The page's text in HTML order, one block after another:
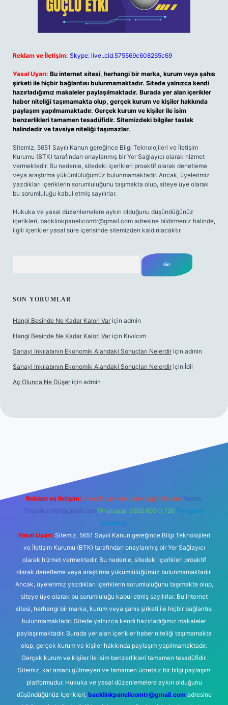
Reklam ve İletişim: Skype: live:.cid.575569c608265c69
Yasal Uyarı: Bu internet sitesi, herhangi bir marka, kurum veya şahıs
şirketi ile hiçbir bağlantısı bulunmamaktadır. Sitede yalnızca kendi
hazırladığımız makaleler paylaşılmaktadır. Burada yer alan içerikler
haber niteliği taşımamakta olup, gerçek kurum ve kişiler hakkında
paylaşım yapılmamaktadır. Gerçek kurum ve kişiler ile isim
benzerlikleri tamamen tesadüfidir. Sitemizdeki bilgiler taslak
halindedir ve tavsiye niteliği taşımazlar.
Sitemiz, 5651 Sayılı Kanun gereğince Bilgi Teknolojileri ve İletişim
Kurumu (BTK) tarafından onaylanmış bir Yer Sağlayıcı olarak hizmet
vermektedir. Bu nedenle, sitedeki içerikleri proaktif olarak denetleme
veya araştırma yükümlülüğümüz bulunmamaktadır. Ancak, üyelerimiz
yazdıkları içeriklerin sorumluluğunu taşımakta olup, siteye üye olarak
bu sorumluluğu kabul etmiş sayılırlar.
Hukuka ve yasal düzenlemelere aykırı olduğunu düşündüğünüz
içerikleri, backlinkpanelicomtr@gmail.com adresine bildirmeniz halinde,
ilgili içerikler yasal süre içerisinde sitemizden kaldırılacaktır.
SON YORUMLAR
Hangi Besinde Ne Kadar Kalori Var için admin
Hangi Besinde Ne Kadar Kalori Var için Kıvılcım
Sanayi Inkılabının Ekonomik Alandaki Sonuçları Nelerdir için admin
Sanayi Inkılabının Ekonomik Alandaki Sonuçları Nelerdir için İdil
Aç Olunca Ne Düşer için admin
Reklam ve İletişim: E-mail: backlinkpaneli@gmail.com Teams:
forumhizmeti@gmail.com Whatsapp: 0262 606 0 726 Telegram:
@karabul
Yasal Uyarı: Sitemiz, 5651 Sayılı Kanun gereğince Bilgi Teknolojileri
ve İletişim Kurumu (BTK) tarafından onaylanmış bir Yer Sağlayıcı
olarak hizmet vermektedir. Bu nedenle, sitedeki içerikleri proaktif
olarak denetleme veya araştırma yükümlülüğümüz bulunmamaktadır.
Ancak, üyelerimiz yazdıkları içeriklerin sorumluluğunu taşımakta olup,
siteye üye olarak bu sorumluluğu kabul etmiş sayılırlar. Bu internet
sitesi, herhangi bir marka, kurum veya şahıs şirketi ile hiçbir bağlantısı
bulunmamaktadır. Sitede yalnızca kendi hazırladığımız makaleler
paylaşılmaktadır. Burada yer alan içerikler haber niteliği taşımamakta
olup, gerçek kurum ve kişiler hakkında paylaşım yapılmamaktadır.
Gerçek kurum ve kişiler ile isim benzerlikleri tamamen tesadüfidir.
Sitemiz, kar amacı gütmeyen ve tamamen ücretsiz bir bilgi paylaşım
platformudur. Hukuka ve yasal düzenlemelere aykırı olduğunu
düşündüğünüz içerikleri, backlinkpanelicomtr@gmail.comadresine